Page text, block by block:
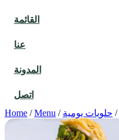
القائمة
عنا
المدونة
اتصل
Home / Menu / حلويات يومية /